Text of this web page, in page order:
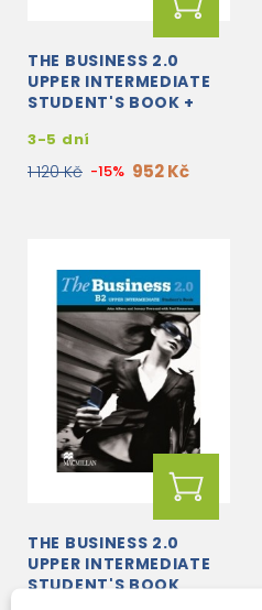
THE BUSINESS 2.0
UPPER INTERMEDIATE
STUDENT'S BOOK +
3-5 dní
1 120 Kč -15% 952 Kč
THE BUSINESS 2.0
UPPER INTERMEDIATE
STUDENT'S BOOK